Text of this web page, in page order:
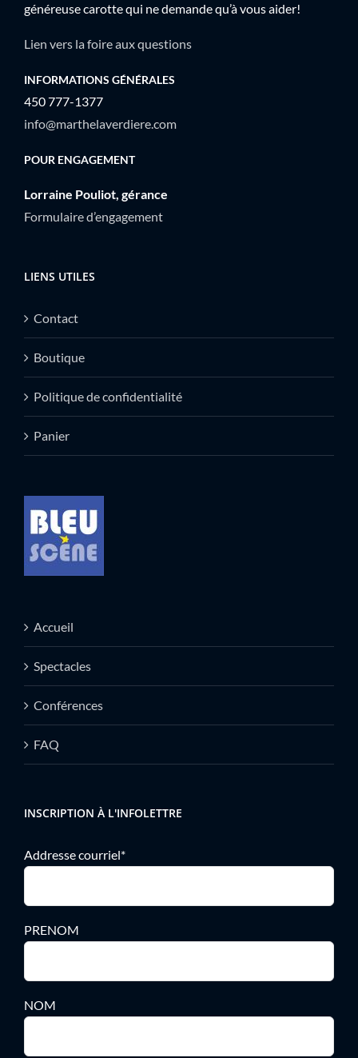
généreuse carotte qui ne demande qu’à vous aider!
Lien vers la foire aux questions
INFORMATIONS GÉNÉRALES
450 777-1377
info@marthelaverdiere.com
POUR ENGAGEMENT
Lorraine Pouliot, gérance
Formulaire d’engagement
LIENS UTILES
Contact
Boutique
Politique de confidentialité
Panier
Accueil
Spectacles
Conférences
FAQ
INSCRIPTION À L'INFOLETTRE
Addresse courriel*
PRENOM
NOM